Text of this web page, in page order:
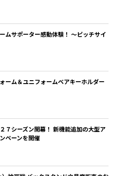
ムサポーター感動体験！ ～ピッチサイ
ーム＆ユニフォームベアキーホルダー
７シーズン開幕！ 新機能追加の大型ア
ペーンを開催